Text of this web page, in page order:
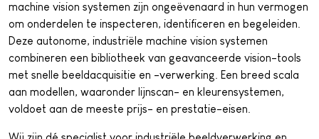
machine vision systemen zijn ongeëvenaard in hun vermogen
om onderdelen te inspecteren, identificeren en begeleiden.
Deze autonome, industriële machine vision systemen
combineren een bibliotheek van geavanceerde vision-tools
met snelle beeldacquisitie en -verwerking. Een breed scala
aan modellen, waaronder lijnscan- en kleurensystemen,
voldoet aan de meeste prijs- en prestatie-eisen.